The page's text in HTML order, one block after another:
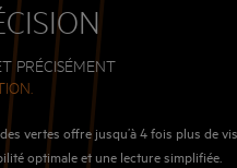
PRÉCISÉMENT
vertes offre jusqu’à 4 fois plus de
optimale et une lecture simplifiée.